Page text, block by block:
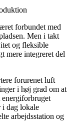
forbundet med
Men i takt
og fleksible
mere integreret del
forurenet luft
i høj grad om at
energiforbruget
i dag lokale
arbejdsstation og